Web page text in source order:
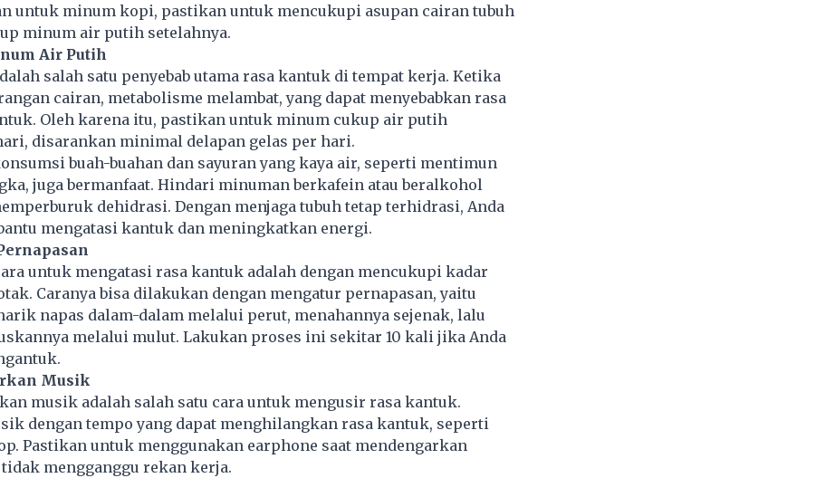
untuk minum kopi, pastikan untuk mencukupi asupan cairan tubuh
minum air putih setelahnya.
Air Putih
salah satu penyebab utama rasa kantuk di tempat kerja. Ketika
cairan, metabolisme melambat, yang dapat menyebabkan rasa
Oleh karena itu, pastikan untuk minum cukup air putih
disarankan minimal delapan gelas per hari.
buah-buahan dan sayuran yang kaya air, seperti mentimun
juga bermanfaat. Hindari minuman berkafein atau beralkohol
dehidrasi. Dengan menjaga tubuh tetap terhidrasi, Anda
mengatasi kantuk dan meningkatkan energi.
untuk mengatasi rasa kantuk adalah dengan mencukupi kadar
Caranya bisa dilakukan dengan mengatur pernapasan, yaitu
napas dalam-dalam melalui perut, menahannya sejenak, lalu
melalui mulut. Lakukan proses ini sekitar 10 kali jika Anda
Musik
musik adalah salah satu cara untuk mengusir rasa kantuk.
dengan tempo yang dapat menghilangkan rasa kantuk, seperti
Pastikan untuk menggunakan earphone saat mendengarkan
mengganggu rekan kerja.